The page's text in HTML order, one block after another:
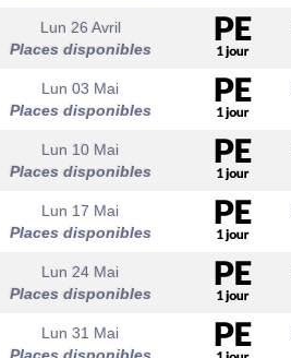
Lun 26 Avril
Places disponibles
Lun 03 Mai
Places disponibles
Lun 10 Mai
Places disponibles
Lun 17 Mai
Places disponibles
Lun 24 Mai
Places disponibles
Lun 31 Mai